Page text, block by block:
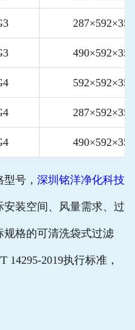
287×592×350
490×592×350
592×592×350
287×592×350
490×592×350
号， 深圳铭洋净化科技
装空间、风量需求、过
格的可清洗袋式过滤
14295-2019执行标准，